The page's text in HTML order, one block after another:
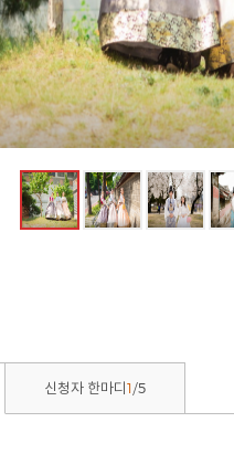
신청자 한마디 1/5